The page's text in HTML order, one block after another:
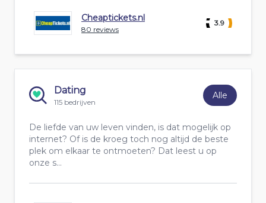
Cheaptickets.nl
80 reviews
3.9
Dating
115 bedrijven
Alle
De liefde van uw leven vinden, is dat mogelijk op
internet? Of is de kroeg toch nog altijd de beste
plek om elkaar te ontmoeten? Dat leest u op
onze s...